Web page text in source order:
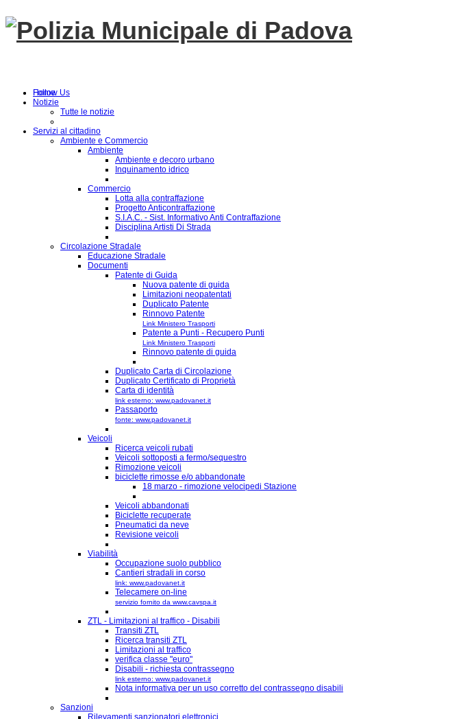
Follow Us
Home
Notizie
Tutte le notizie
Servizi al cittadino
Ambiente e Commercio
Ambiente
Ambiente e decoro urbano
Inquinamento idrico
Commercio
Lotta alla contraffazione
Progetto Anticontraffazione
S.I.A.C. - Sist. Informativo Anti Contraffazione
Disciplina Artisti Di Strada
Circolazione Stradale
Educazione Stradale
Documenti
Patente di Guida
Nuova patente di guida
Limitazioni neopatentati
Duplicato Patente
Rinnovo Patente
Link Ministero Trasporti
Patente a Punti - Recupero Punti
Link Ministero Trasporti
Rinnovo patente di guida
Duplicato Carta di Circolazione
Duplicato Certificato di Proprietà
Carta di identità
link esterno: www.padovanet.it
Passaporto
fonte: www.padovanet.it
Veicoli
Ricerca veicoli rubati
Veicoli sottoposti a fermo/sequestro
Rimozione veicoli
biciclette rimosse e/o abbandonate
18 marzo - rimozione velocipedi Stazione
Veicoli abbandonati
Biciclette recuperate
Pneumatici da neve
Revisione veicoli
Viabilità
Occupazione suolo pubblico
Cantieri stradali in corso
link: www.padovanet.it
Telecamere on-line
servizio fornito da www.cavspa.it
ZTL - Limitazioni al traffico - Disabili
Transiti ZTL
Ricerca transiti ZTL
Limitazioni al traffico
verifica classe "euro"
Disabili - richiesta contrassegno
link esterno: www.padovanet.it
Nota informativa per un uso corretto del contrassegno disabili
Sanzioni
Rilevamenti sanzionatori elettronici